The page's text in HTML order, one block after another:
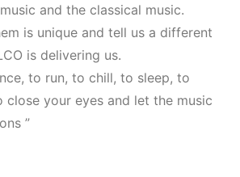
(House, Techno,
Downtempo)
and the classical music.
is unique and tell us a different
is delivering us.
to run, to chill, to sleep, to
close your eyes and let the music
”